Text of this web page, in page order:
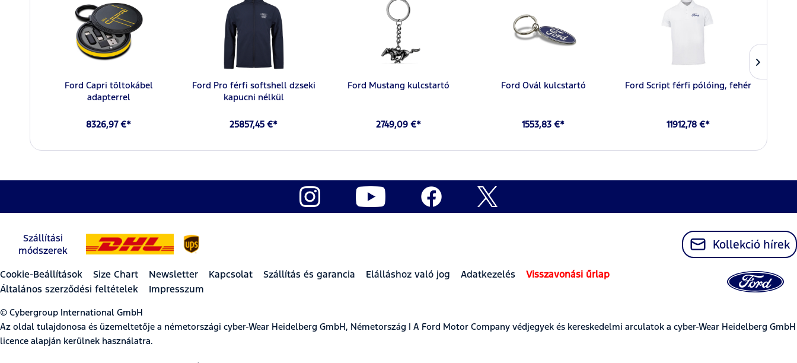
Ford Capri töltokábel
adapterrel
8326,97 €*
Ford Pro férfi softshell dzseki
kapucni nélkül
25857,45 €*
Ford Mustang kulcstartó
2749,09 €*
Ford Ovál kulcstartó
1553,83 €*
Ford Script férfi pólóing, fehér
11912,78 €*
Szállítási
módszerek
Kollekció hírek
Cookie-Beállítások Size Chart Newsletter Kapcsolat Szállítás és garancia Elálláshoz való jog Adatkezelés
Visszavonási űrlap
Általános szerződési feltételek
Impresszum
© Cybergroup International GmbH
Az oldal tulajdonosa és üzemeltetője a németországi cyber-Wear Heidelberg GmbH, Németország | A Ford Motor Company védjegyek és kereskedelmi arculatok a cyber-Wear Heidelberg GmbH
licence alapján kerülnek használatra.